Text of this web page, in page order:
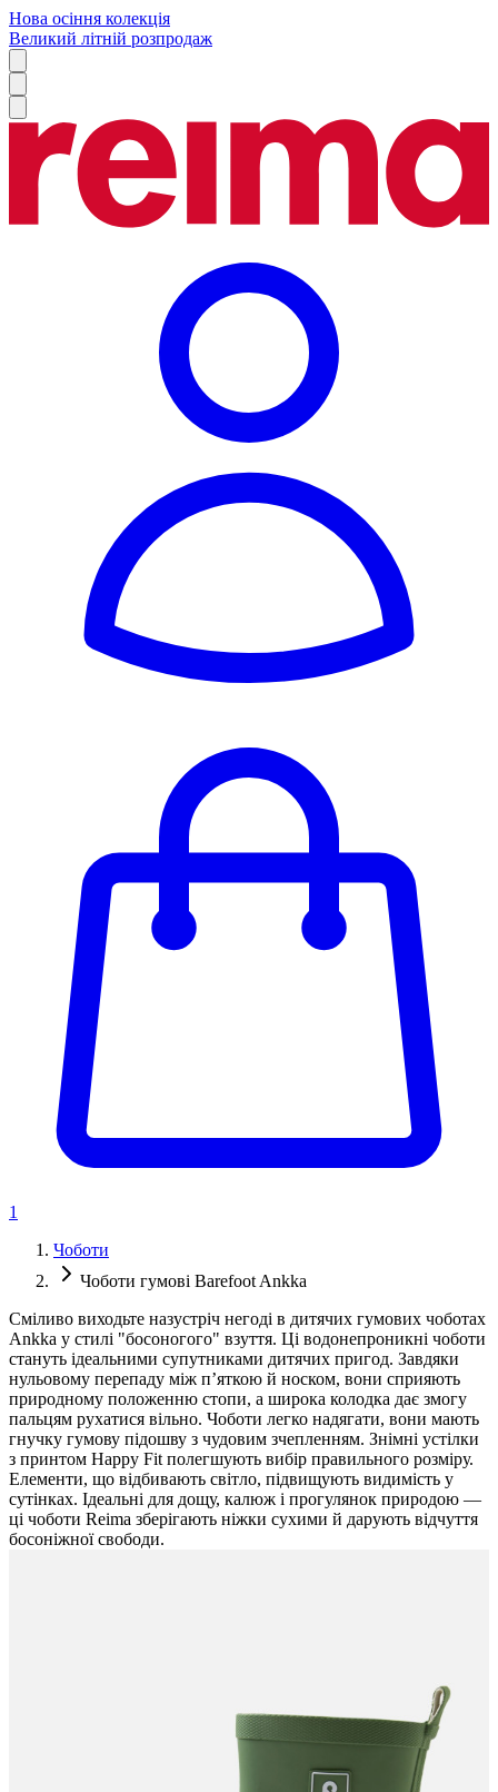
Нова осіння колекція
Великий літній розпродаж
1
Чоботи
Чоботи гумові Barefoot Ankka
Сміливо виходьте назустріч негоді в дитячих гумових чоботах
Ankka у стилі "босоногого" взуття. Ці водонепроникні чоботи
стануть ідеальними супутниками дитячих пригод. Завдяки
нульовому перепаду між п’яткою й носком, вони сприяють
природному положенню стопи, а широка колодка дає змогу
пальцям рухатися вільно. Чоботи легко надягати, вони мають
гнучку гумову підошву з чудовим зчепленням. Знімні устілки
з принтом Happy Fit полегшують вибір правильного розміру.
Елементи, що відбивають світло, підвищують видимість у
сутінках. Ідеальні для дощу, калюж і прогулянок природою —
ці чоботи Reima зберігають ніжки сухими й дарують відчуття
босоніжної свободи.